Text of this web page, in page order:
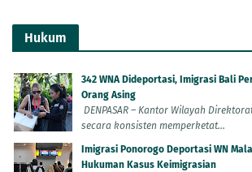
Hukum
342 WNA Dideportasi, Imigrasi Bali
Orang Asing
DENPASAR – Kantor Wilayah
secara konsisten memperketat...
Imigrasi Ponorogo Deportasi WN
Hukuman Kasus Keimigrasian